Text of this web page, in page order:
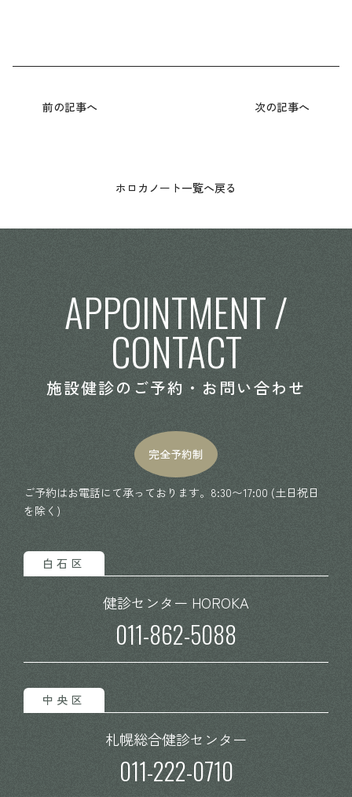
前の記事へ
ホロカノート一覧へ戻る
次の記事へ
APPOINTMENT /
CONTACT
施設健診のご予約・お問い合わせ
完全予約制
ご予約はお電話にて承っております。8:30〜17:00 (土日祝日
を除く)
白石区
健診センター HOROKA
011-862-5088
中央区
札幌総合健診センター
011-222-0710